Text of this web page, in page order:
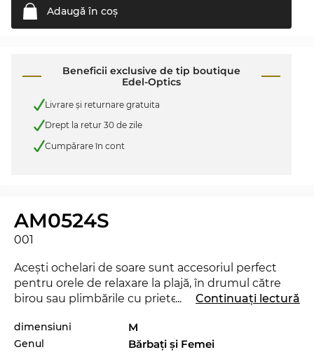
Adaugă în coş
Beneficii exclusive de tip boutique
Edel-Optics
Livrare şi returnare gratuita
Drept la retur 30 de zile
Cumpărare în cont
AM0524S
001
Aceşti ochelari de soare sunt accesoriul perfect
pentru orele de relaxare la plajă, în drumul către
birou sau plimbările cu prietenii prin oraş. Există
colo şi câteva priviri invidioase. Modelul AM0524S
este lansat de curând pe piaţă în 2025, aşa încât cu
... Continuați lectură
dimensiuni M
Genul Bărbaţi şi Femei